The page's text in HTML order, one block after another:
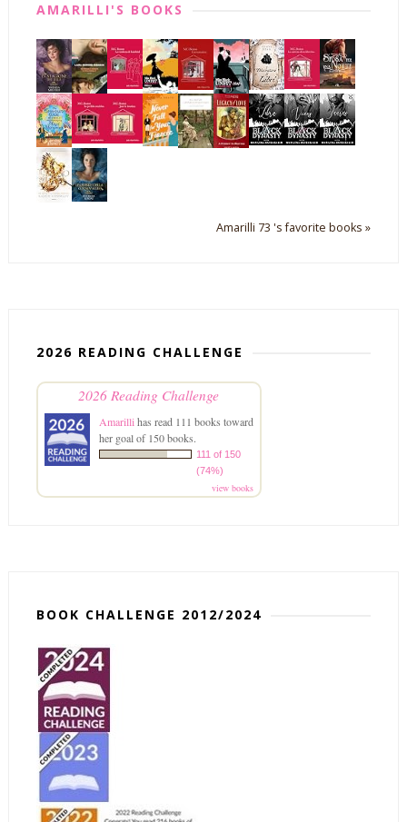
AMARILLI'S BOOKS
Amarilli 73 's favorite books »
2026 READING CHALLENGE
2026 Reading Challenge
Amarillihas read 111 books toward
her goal of 150 books.
111 of 150
(74%)
view books
BOOK CHALLENGE 2012/2024